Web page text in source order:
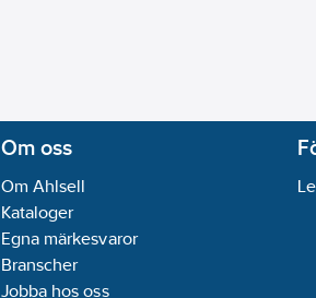
Om oss
Om Ahlsell
Kataloger
Egna märkesvaror
Branscher
Jobba hos oss